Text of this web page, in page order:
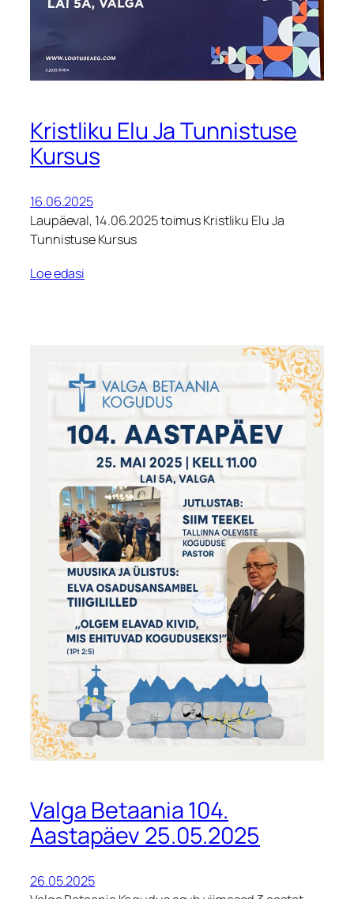
Kristliku Elu Ja Tunnistuse
Kursus
16.06.2025
Laupäeval, 14.06.2025 toimus Kristliku Elu Ja
Tunnistuse Kursus
Loe edasi
Valga Betaania 104.
Aastapäev 25.05.2025
26.05.2025